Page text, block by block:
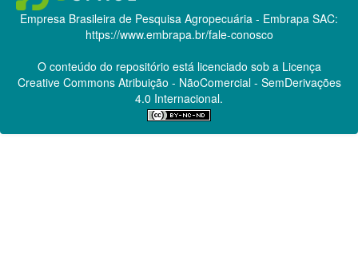
Empresa Brasileira de Pesquisa Agropecuária - Embrapa SAC:
https://www.embrapa.br/fale-conosco
O conteúdo do repositório está licenciado sob a Licença
Creative CommonsAtribuição - NãoComercial - SemDerivações
4.0 Internacional.